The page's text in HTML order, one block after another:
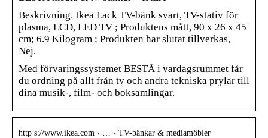
Beskrivning. Ikea Lack TV-bänk svart, TV-stativ för
plasma, LCD, LED TV ; Produktens mått, ‎90 x 26 x 45
cm; 6.9 Kilogram ; Produkten har slutat tillverkas,
‎Nej.
Med förvaringssystemet BESTÅ i vardagsrummet får
du ordning på allt från tv och andra tekniska prylar till
dina musik-, film- och boksamlingar.
http s://www.ikea.com › … › TV-bänkar & mediamöbler